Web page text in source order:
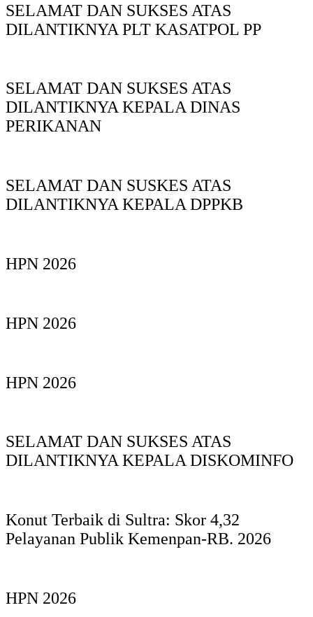
SELAMAT DAN SUKSES ATAS
DILANTIKNYA PLT KASATPOL PP
SELAMAT DAN SUKSES ATAS
DILANTIKNYA KEPALA DINAS
PERIKANAN
SELAMAT DAN SUSKES ATAS
DILANTIKNYA KEPALA DPPKB
HPN 2026
HPN 2026
HPN 2026
SELAMAT DAN SUKSES ATAS
DILANTIKNYA KEPALA DISKOMINFO
Konut Terbaik di Sultra: Skor 4,32
Pelayanan Publik Kemenpan-RB. 2026
HPN 2026